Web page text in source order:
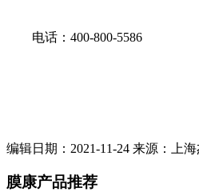
电话：400-800-5586
编辑日期：2021-11-24 来源：上
膜康产品推荐